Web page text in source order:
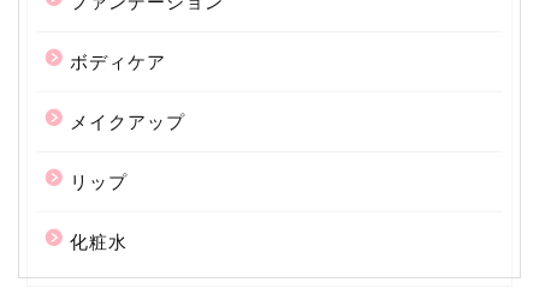
ボディケア
メイクアップ
リップ
化粧水